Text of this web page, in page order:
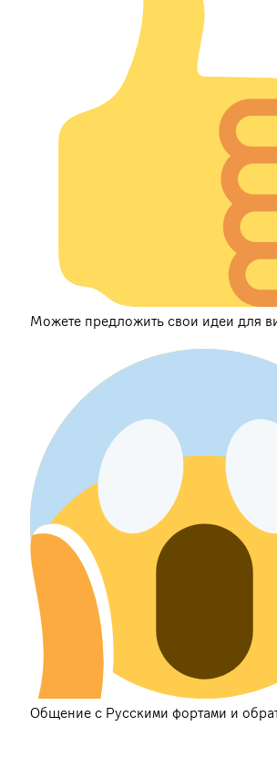
Можете предложить свои идеи для
Общение с Русскими фортами и